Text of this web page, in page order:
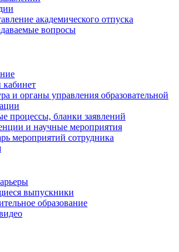
академического отпуска
вопросы
и органы управления образовательной
процессы, бланки заявлений
и научные мероприятия
мероприятий сотрудника
выпускники
образование